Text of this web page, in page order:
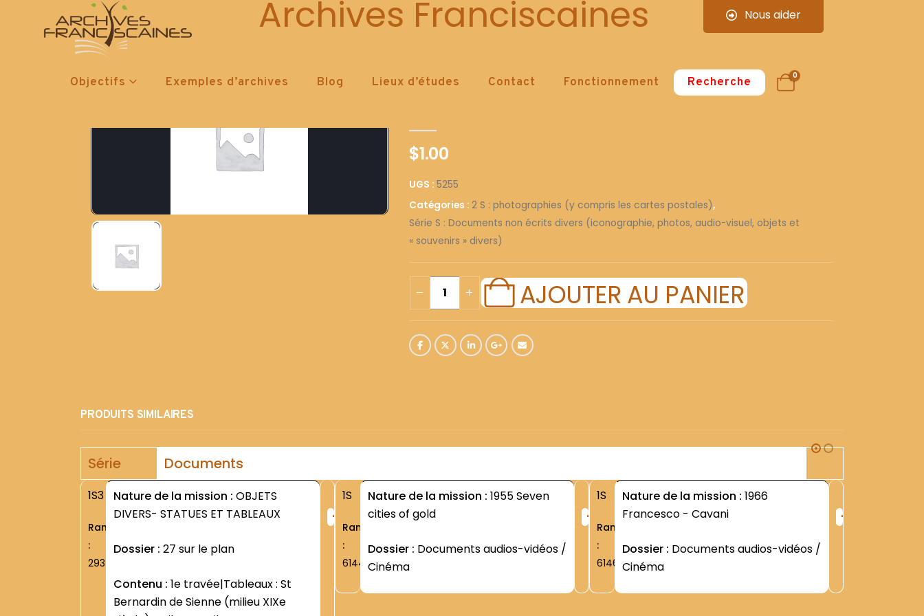
Archives Franciscaines Nous aider
Objectifs Exemples d’archives Blog Lieux d’études Contact Fonctionnement Recherche 0
5255
$1.00
UGS : 5255
Catégories : 2 S : photographies (y compris les cartes postales),
Série S : Documents non écrits divers (iconographie, photos, audio-visuel, objets et
« souvenirs » divers)
AJOUTER AU PANIER
PRODUITS SIMILAIRES
Série Documents
1S3
Rang
:
2937
Nature de la mission : OBJETS
DIVERS- STATUES ET TABLEAUX
Dossier : 27 sur le plan
Contenu :
Bernardin de Sienne (milieu XIXe
+
1S
Rang
:
6144
Nature de la mission : 1955 Seven
cities of gold
Dossier : Documents audios-vidéos /
Cinéma
+
1S
Rang
:
6146
Nature de la mission : 1966
Francesco - Cavani
Dossier : Documents audios-vidéos /
Cinéma
+